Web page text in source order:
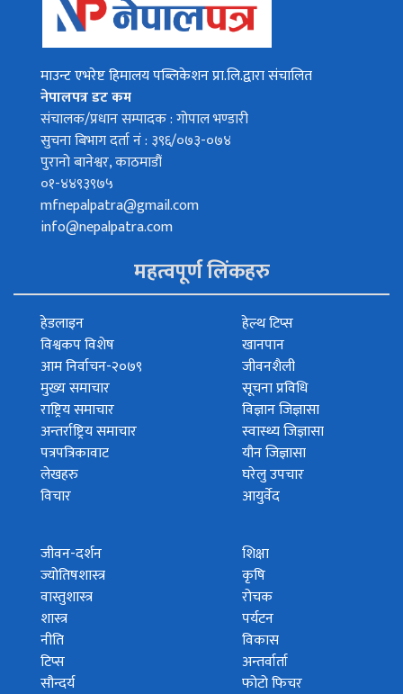
माउन्ट एभरेष्ट हिमालय पब्लिकेशन प्रा.लि.द्वारा संचालित
नेपालपत्र डट कम
संचालक/प्रधान सम्पादक : गोपाल भण्डारी
सुचना बिभाग दर्ता नं : ३९६/०७३-०७४
पुरानो बानेश्वर, काठमाडौं
०१-४४९३९७५
mfnepalpatra@gmail.com
info@nepalpatra.com
महत्वपूर्ण लिंकहरु
हेडलाइन
विश्वकप विशेष
आम निर्वाचन-२०७९
मुख्य समाचार
राष्ट्रिय समाचार
अन्तर्राष्ट्रिय समाचार
पत्रपत्रिकावाट
लेखहरु
विचार
हेल्थ टिप्स
खानपान
जीवनशैली
सूचना प्रविधि
विज्ञान जिज्ञासा
स्वास्थ्य जिज्ञासा
यौन जिज्ञासा
घरेलु उपचार
आयुर्वेद
जीवन-दर्शन
ज्योतिषशास्त्र
वास्तुशास्त्र
शास्त्र
नीति
टिप्स
सौन्दर्य
शिक्षा
कृषि
रोचक
पर्यटन
विकास
अन्तर्वार्ता
फोटो फिचर